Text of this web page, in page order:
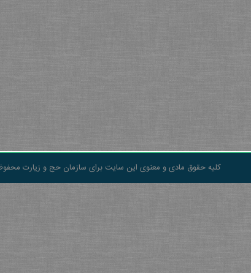
کلیه حقوق مادی و معنوی این سایت برای سازمان حج و زیارت